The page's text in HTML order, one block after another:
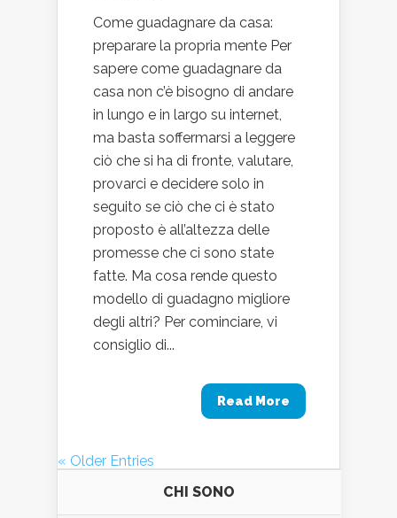
Come guadagnare da casa:
preparare la propria mente Per
sapere come guadagnare da
casa non c’è bisogno di andare
in lungo e in largo su internet,
ma basta soffermarsi a leggere
ciò che si ha di fronte, valutare,
provarci e decidere solo in
seguito se ciò che ci è stato
proposto è all’altezza delle
promesse che ci sono state
fatte. Ma cosa rende questo
modello di guadagno migliore
degli altri? Per cominciare, vi
consiglio di...
Read More
« Older Entries
CHI SONO